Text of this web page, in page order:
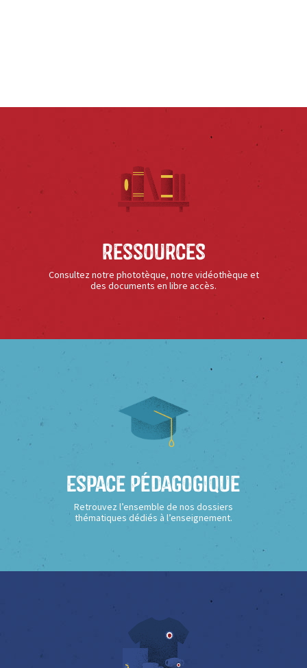
Ressources
Consultez notre phototèque, notre vidéothèque et
des documents en libre accès.
Espace Pédagogique
Retrouvez l’ensemble de nos dossiers
thématiques dédiés à l’enseignement.